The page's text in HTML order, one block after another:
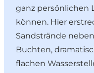
ganz persönlichen
können. Hier
Sandstrände
Buchten,
flachen